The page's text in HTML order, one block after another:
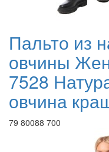
Пальто из
овчины
7528
овчина
79 80088 700